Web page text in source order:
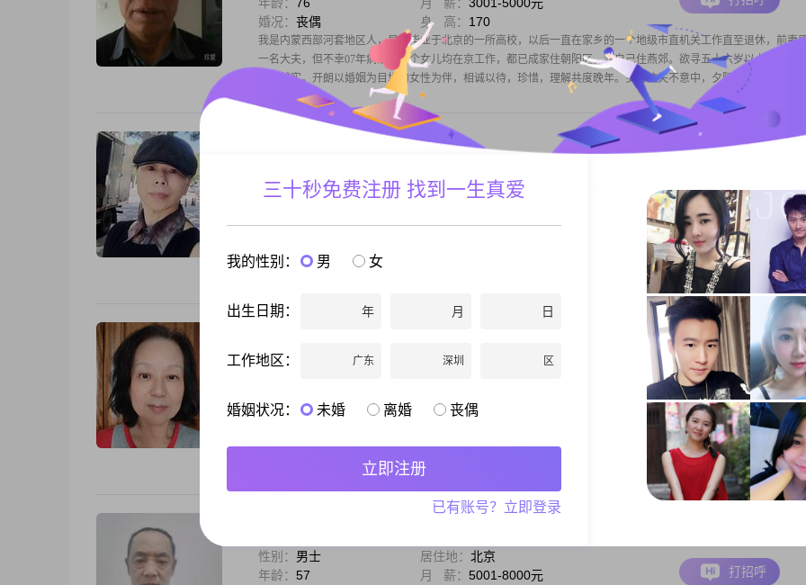
婚况： 丧偶 身 高： 170
我是内蒙西部河套地区人，早年毕业于北京的一所高校，以后一直在家乡的一个地级市直机关工作直至退休，前妻原
一名大夫，但不幸07年病故，两个女儿均在京工作，都已成家住朝阳区，我自己住燕郊。欲寻五十六岁以上丧偶，离
异，诚实，开朗以婚姻为目地的女性为伴，相诚以待，珍惜，理解共度晚年。岁月流失不意中，夕阳灿烂有时辰，人
苦短休多
年龄：55 学 历：高中及以下
大家好，我是1969年出生的女士，身高157cm##3002##我的月收入在5001到8000元之间，现在在北京工作##3002##我
学历是高中及以下##3002##我是一个独立自信的人，平时也很善解人意##3002##我热爱生活，觉得自己是一个真诚
的人##3002##对于生活，我追求简单幸福，也希望能有稳定安逸
打招呼
性别： 居住地：
婚况：
离异 身 高：158
短婚史，没有孩子，习惯了独立、自立、自强，曾经爱工作，现在爱自己，希望遇到一个同频的有缘人，给我一个
由，余生让我们一起，去迎接、适应新的时代-机器人时代！我是天蝎女，希望对方是巨蟹男。***请珍小爱智能管
打招呼
性别： 男士 居住地： 北京
年龄： 57 月 薪： 5001-8000元
打招呼
三十秒免费注册 找到一生真爱
我的性别： 男 女
出生日期： 年 月 日
工作地区： 广东 深圳 区
婚姻状况： 未婚 离婚 丧偶
立即注册
已有账号？立即登录